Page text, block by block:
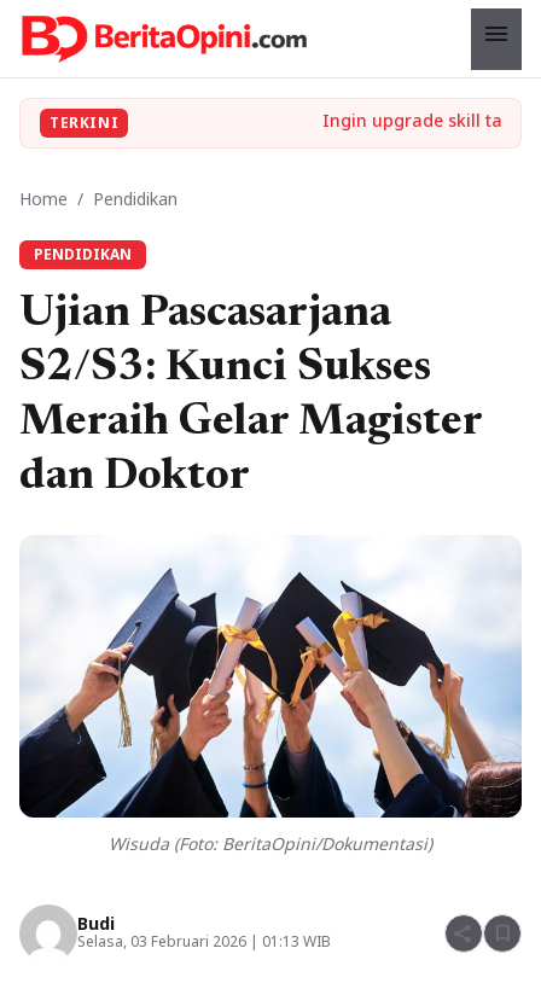
menu
TERKINI
Home / Pendidikan
PENDIDIKAN
Ujian Pascasarjana
S2/S3: Kunci Sukses
Meraih Gelar Magister
dan Doktor
Wisuda (Foto: BeritaOpini/Dokumentasi)
Budi
Selasa, 03 Februari 2026 | 01:13 WIB share bookmark